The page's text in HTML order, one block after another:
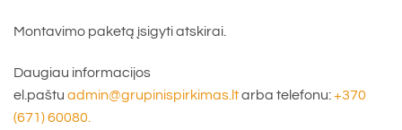
Montavimo paketą įsigyti atskirai.
Daugiau informacijos
el.paštu admin@grupinispirkimas.ltarba telefonu:+370
(671) 60080.